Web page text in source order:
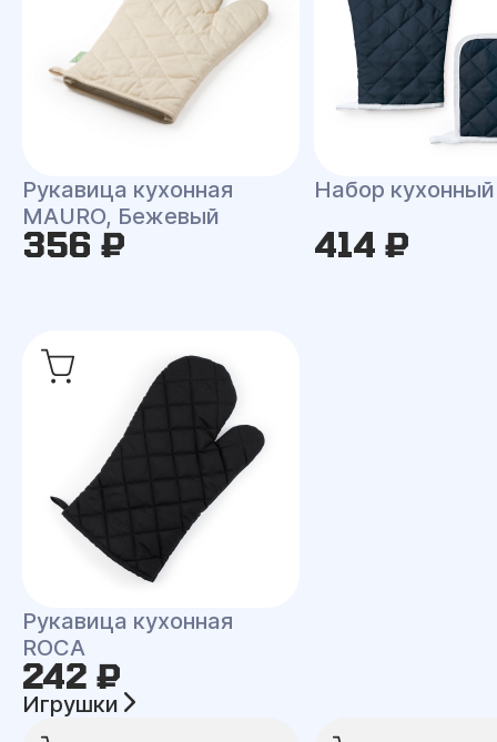
Рукавица кухонная
MAURO, Бежевый
356 ₽
Набор кухонный
414 ₽
Рукавица кухонная
ROCA
242 ₽
Игрушки